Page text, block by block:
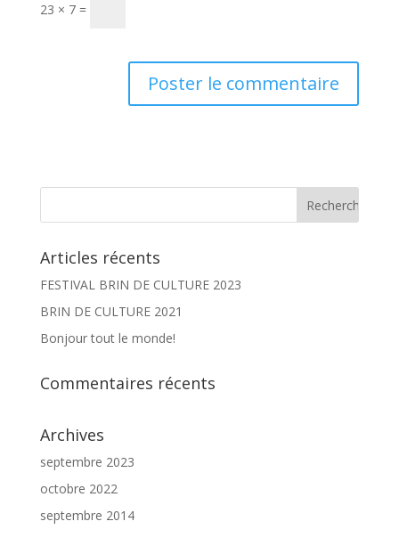
23 × 7 =
Articles récents
FESTIVAL BRIN DE CULTURE 2023
BRIN DE CULTURE 2021
Bonjour tout le monde!
Commentaires récents
Archives
septembre 2023
octobre 2022
septembre 2014